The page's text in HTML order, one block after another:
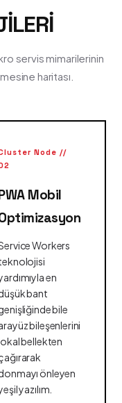
servis mimarilerinin
haritası.
Node //
Mobil
Workers
en
bant
bile
bileşenlerini
bellekten
önleyen
yazılım.